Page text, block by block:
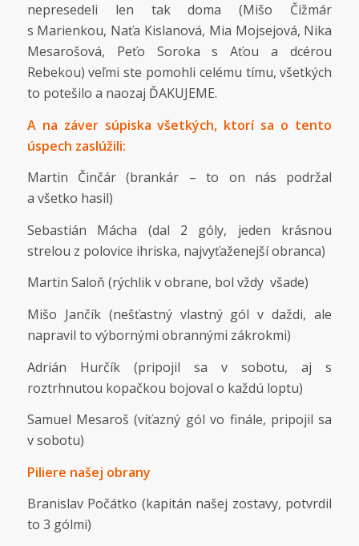
nepresedeli len tak doma (Mišo Čižmár
s Marienkou, Naťa Kislanová, Mia Mojsejová, Nika
Mesarošová, Peťo Soroka s Aťou a dcérou
Rebekou) veľmi ste pomohli celému tímu, všetkých
to potešilo a naozaj ĎAKUJEME.
A na záver súpiska všetkých, ktorí sa o tento
úspech zaslúžili:
Martin Činčár (brankár – to on nás podržal
a všetko hasil)
Sebastián Mácha (dal 2 góly, jeden krásnou
strelou z polovice ihriska, najvyťaženejší obranca)
Martin Saloň (rýchlik v obrane, bol vždy všade)
Mišo Jančík (nešťastný vlastný gól v daždi, ale
napravil to výbornými obrannými zákrokmi)
Adrián Hurčík (pripojil sa v sobotu, aj s
roztrhnutou kopačkou bojoval o každú loptu)
Samuel Mesaroš (víťazný gól vo finále, pripojil sa
v sobotu)
Piliere našej obrany
Branislav Počátko (kapitán našej zostavy, potvrdil
to 3 gólmi)